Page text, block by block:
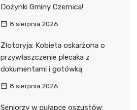
Dożynki Gminy Czernica!
8 sierpnia 2026
Złotoryja: Kobieta oskarżona o
przywłaszczenie plecaka z
dokumentami i gotówką
8 sierpnia 2026
Seniorzy w pułapce oszustów: